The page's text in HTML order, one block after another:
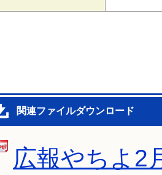
関連ファイルダウンロード
広報やちよ2